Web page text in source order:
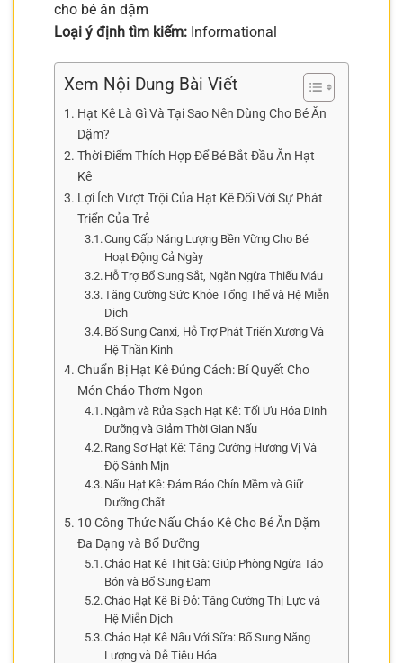
cho bé ăn dặm
Loại ý định tìm kiếm: Informational
Xem Nội Dung Bài Viết
Hạt Kê Là Gì Và Tại Sao Nên Dùng Cho Bé Ăn
Dặm?
Thời Điểm Thích Hợp Để Bé Bắt Đầu Ăn Hạt
Kê
Lợi Ích Vượt Trội Của Hạt Kê Đối Với Sự Phát
Triển Của Trẻ
Cung Cấp Năng Lượng Bền Vững Cho Bé
Hoạt Động Cả Ngày
Hỗ Trợ Bổ Sung Sắt, Ngăn Ngừa Thiếu Máu
Tăng Cường Sức Khỏe Tổng Thể và Hệ Miễn
Dịch
Bổ Sung Canxi, Hỗ Trợ Phát Triển Xương Và
Hệ Thần Kinh
Chuẩn Bị Hạt Kê Đúng Cách: Bí Quyết Cho
Món Cháo Thơm Ngon
Ngâm và Rửa Sạch Hạt Kê: Tối Ưu Hóa Dinh
Dưỡng và Giảm Thời Gian Nấu
Rang Sơ Hạt Kê: Tăng Cường Hương Vị Và
Độ Sánh Mịn
Nấu Hạt Kê: Đảm Bảo Chín Mềm và Giữ
Dưỡng Chất
10 Công Thức Nấu Cháo Kê Cho Bé Ăn Dặm
Đa Dạng và Bổ Dưỡng
Cháo Hạt Kê Thịt Gà: Giúp Phòng Ngừa Táo
Bón và Bổ Sung Đạm
Cháo Hạt Kê Bí Đỏ: Tăng Cường Thị Lực và
Hệ Miễn Dịch
Cháo Hạt Kê Nấu Với Sữa: Bổ Sung Năng
Lượng và Dễ Tiêu Hóa